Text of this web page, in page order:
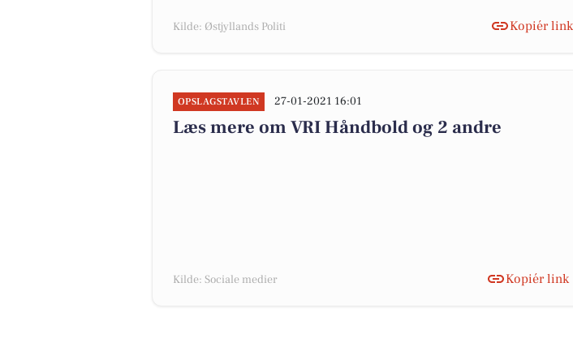
Kilde: Østjyllands Politi Kopiér link
OPSLAGSTAVLEN 27-01-2021 16:01
Læs mere om VRI Håndbold og 2 andre
Kilde: Sociale medier Kopiér link